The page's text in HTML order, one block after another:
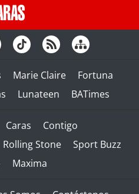
Marie Claire
Fortuna
Lunateen BATimes
Caras
Contigo
Rolling Stone
Sport Buzz
Maxima